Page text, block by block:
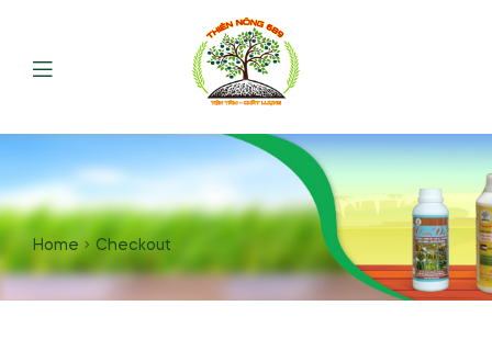
Home Checkout